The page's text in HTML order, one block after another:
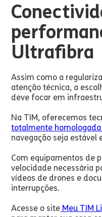
Ultrafibra
Assim como a
atenção técnica, a
deve focar em
Na TIM, oferecemos
totalmente
navegação seja estável
Com equipamentos de
velocidade necessária
vídeos de drones e
interrupções.
Acesse o site Meu TIM